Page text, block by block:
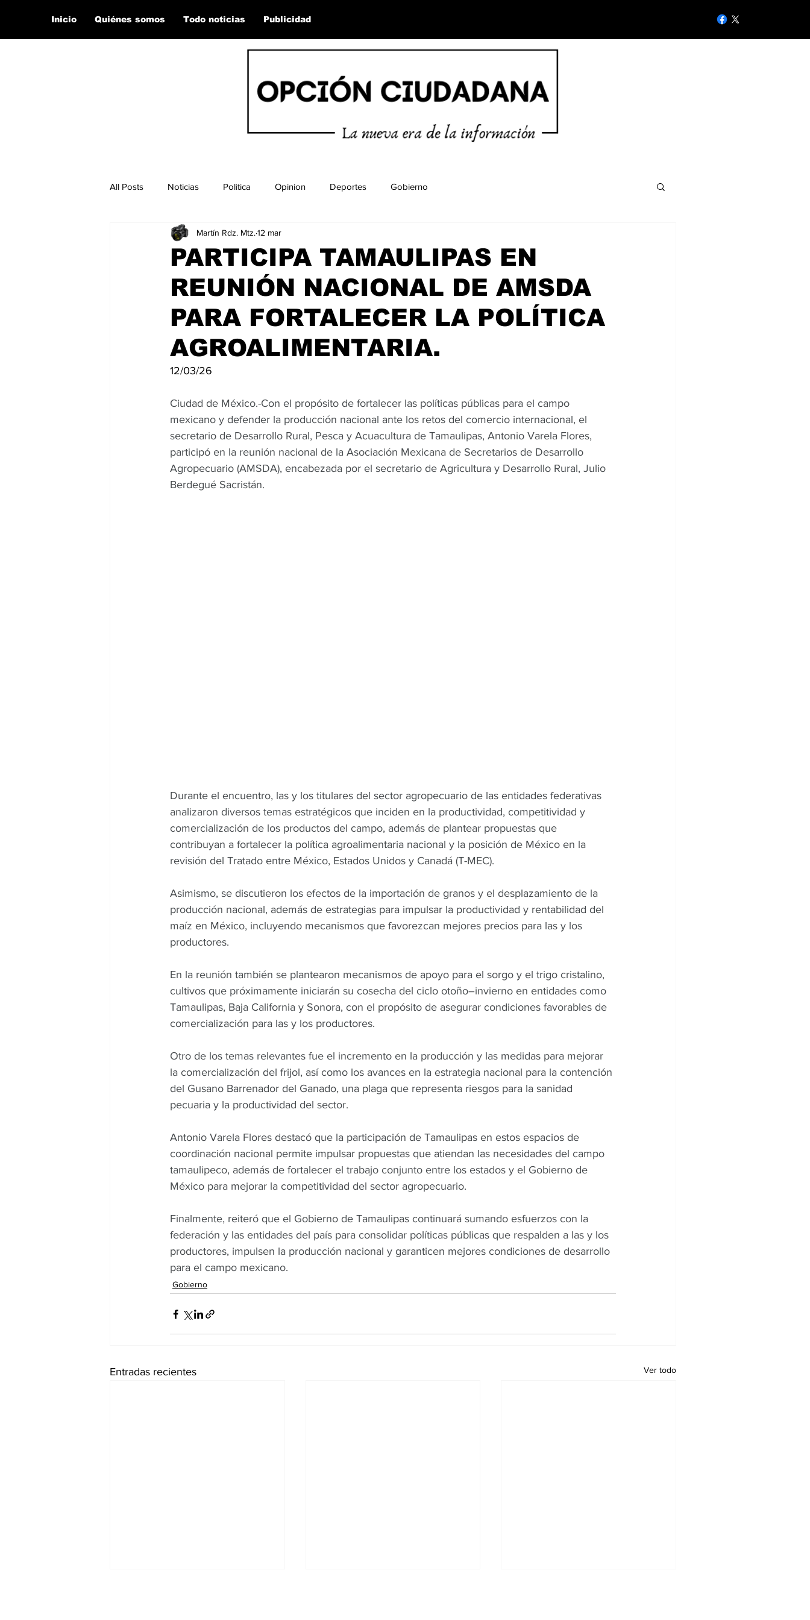
Inicio Quiénes somos Todo noticias Publicidad
All Posts Noticias Politica Opinion Deportes Gobierno
PARTICIPA TAMAULIPAS EN
REUNIÓN NACIONAL DE AMSDA
PARA FORTALECER LA POLÍTICA
AGROALIMENTARIA.
Martín Rdz. Mtz. 12 mar
12/03/26
Ciudad de México.-Con el propósito de fortalecer las políticas públicas para el campo
mexicano y defender la producción nacional ante los retos del comercio internacional, el
secretario de Desarrollo Rural, Pesca y Acuacultura de Tamaulipas, Antonio Varela Flores,
participó en la reunión nacional de la Asociación Mexicana de Secretarios de Desarrollo
Agropecuario (AMSDA), encabezada por el secretario de Agricultura y Desarrollo Rural, Julio
Berdegué Sacristán.
Durante el encuentro, las y los titulares del sector agropecuario de las entidades federativas
analizaron diversos temas estratégicos que inciden en la productividad, competitividad y
comercialización de los productos del campo, además de plantear propuestas que
contribuyan a fortalecer la política agroalimentaria nacional y la posición de México en la
revisión del Tratado entre México, Estados Unidos y Canadá (T-MEC).
Asimismo, se discutieron los efectos de la importación de granos y el desplazamiento de la
producción nacional, además de estrategias para impulsar la productividad y rentabilidad del
maíz en México, incluyendo mecanismos que favorezcan mejores precios para las y los
productores.
En la reunión también se plantearon mecanismos de apoyo para el sorgo y el trigo cristalino,
cultivos que próximamente iniciarán su cosecha del ciclo otoño–invierno en entidades como
Tamaulipas, Baja California y Sonora, con el propósito de asegurar condiciones favorables de
comercialización para las y los productores.
Otro de los temas relevantes fue el incremento en la producción y las medidas para mejorar
la comercialización del frijol, así como los avances en la estrategia nacional para la contención
del Gusano Barrenador del Ganado, una plaga que representa riesgos para la sanidad
pecuaria y la productividad del sector.
Antonio Varela Flores destacó que la participación de Tamaulipas en estos espacios de
coordinación nacional permite impulsar propuestas que atiendan las necesidades del campo
tamaulipeco, además de fortalecer el trabajo conjunto entre los estados y el Gobierno de
México para mejorar la competitividad del sector agropecuario.
Finalmente, reiteró que el Gobierno de Tamaulipas continuará sumando esfuerzos con la
federación y las entidades del país para consolidar políticas públicas que respalden a las y los
productores, impulsen la producción nacional y garanticen mejores condiciones de desarrollo
para el campo mexicano.
Gobierno
Entradas recientes Ver todo